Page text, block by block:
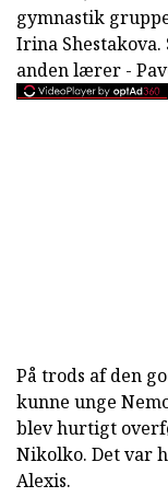
gymnastik
Irina
anden lærer -
På trods af den
kunne unge
blev hurtigt
Nikolko. Det var
Alexis.